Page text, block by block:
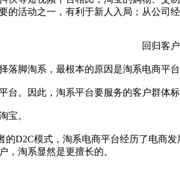
活动之一，有利于新人入局；从公司经
回归客
脚淘系，最根本的原因是淘系电商平台
台。因此，淘系平台要服务的客户群体
宝。
的D2C模式，淘系电商平台经历了电商
，淘系显然是更擅长的。